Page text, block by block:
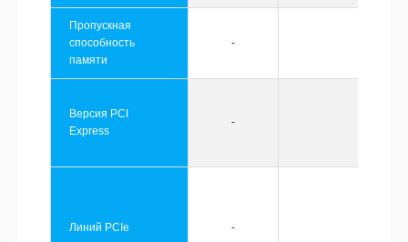
Пропускная
способность
памяти
-
Версия PCI
Express
-
Линий PCIe -